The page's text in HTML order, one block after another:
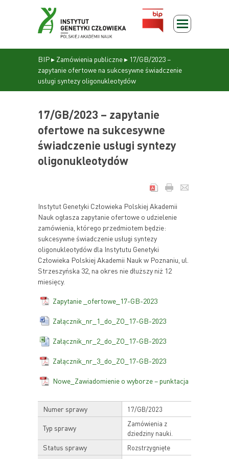
BIP▸ Zamówienia publiczne▸ 17/GB/2023 –
zapytanie ofertowe na sukcesywne świadczenie
usługi syntezy oligonukleotydów
17/GB/2023 – zapytanie
ofertowe na sukcesywne
świadczenie usługi syntezy
oligonukleotydów
Instytut Genetyki Człowieka Polskiej Akademii
Nauk ogłasza zapytanie ofertowe o udzielenie
zamówienia, którego przedmiotem będzie:
sukcesywne świadczenie usługi syntezy
oligonukleotydów dla Instytutu Genetyki
Człowieka Polskiej Akademii Nauk w Poznaniu, ul.
Strzeszyńska 32, na okres nie dłuższy niż 12
miesięcy.
Zapytanie _ofertowe_17-GB-2023
Załącznik_nr_1_do_ZO_17-GB-2023
Załącznik_nr_2_do_ZO_17-GB-2023
Załącznik_nr_3_do_ZO_17-GB-2023
Nowe_Zawiadomienie o wyborze – punktacja
Numer sprawy 17/GB/2023
Typ sprawy
Zamówienia z
dziedziny nauki.
Status sprawy Rozstrzygnięte